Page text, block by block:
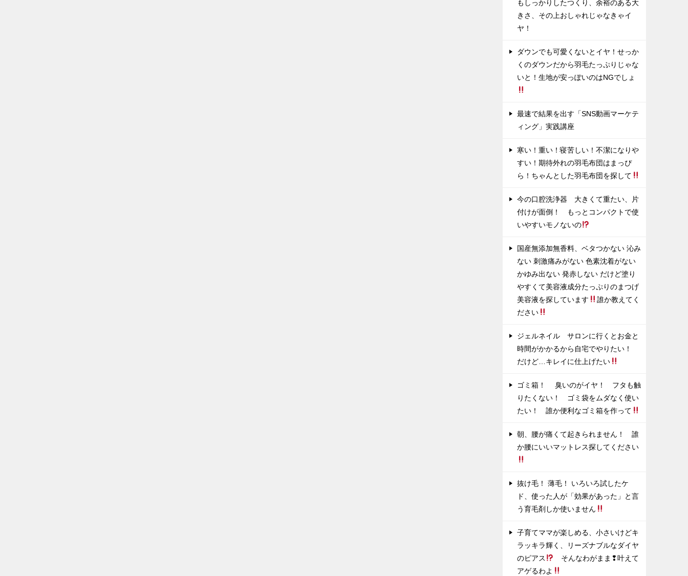
もしっかりしたつくり、余裕のある大
きさ、その上おしゃれじゃなきゃイ
ヤ！
ダウンでも可愛くないとイヤ！せっか
くのダウンだから羽毛たっぷりじゃな
いと！生地が安っぽいのはNGでしょ
最速で結果を出す「SNS動画マーケテ
ィング」実践講座
寒い！重い！寝苦しい！不潔になりや
すい！期待外れの羽毛布団はまっぴ
ら！ちゃんとした羽毛布団を探して
今の口腔洗浄器 大きくて重たい、片
付けが面倒！ もっとコンパクトで使
いやすいモノないの
国産無添加無香料、ベタつかない 沁み
ない 刺激痛みがない 色素沈着がない
かゆみ出ない 発赤しない だけど塗り
やすくて美容液成分たっぷりのまつげ
美容液を探しています
誰か教えてく
ださい
ジェルネイル サロンに行くとお金と
時間がかかるから自宅でやりたい！
だけど…キレイに仕上げたい
ゴミ箱！ 臭いのがイヤ！ フタも触
りたくない！ ゴミ袋をムダなく使い
たい！ 誰か便利なゴミ箱を作って
朝、腰が痛くて起きられません！ 誰
か腰にいいマットレス探してください
抜け毛！ 薄毛！ いろいろ試したケ
ド、使った人が「効果があった」と言
う育毛剤しか使いません
子育てママが楽しめる、小さいけどキ
ラッキラ輝く、リーズナブルなダイヤ
のピアス
そんなわがまま❢叶えて
アゲるわよ